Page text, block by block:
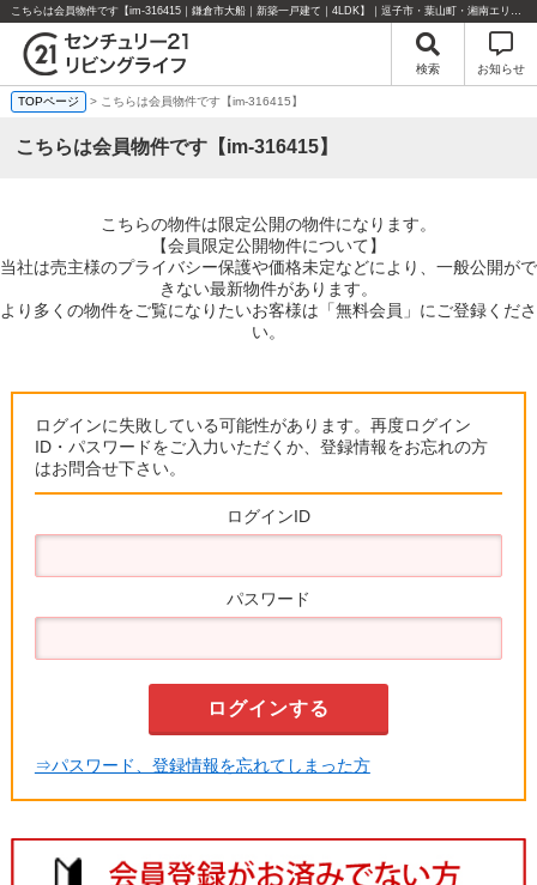
こちらは会員物件です【im-316415｜鎌倉市大船｜新築一戸建て｜4LDK】｜逗子市・葉山町・湘南エリアの不動産のことならセンチュリー21リビングライフにお任せください！
検索 お知らせ
TOPページ > こちらは会員物件です【im-316415】
こちらは会員物件です【im-316415】
こちらの物件は限定公開の物件になります。
【会員限定公開物件について】
当社は売主様のプライバシー保護や価格未定などにより、一般公開がで
きない最新物件があります。
より多くの物件をご覧になりたいお客様は「無料会員」にご登録くださ
い。
ログインに失敗している可能性があります。再度ログイン
ID・パスワードをご入力いただくか、登録情報をお忘れの方
はお問合せ下さい。
ログインID
パスワード
⇒パスワード、登録情報を忘れてしまった方